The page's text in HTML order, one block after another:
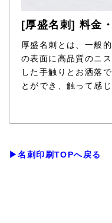
[厚盛名刺] 料金
厚盛名刺とは、一般
の表面に高品質のニ
した手触りとお洒落
とができ、触って感
すめです。ビジネス
▶名刺印刷TOPへ戻る